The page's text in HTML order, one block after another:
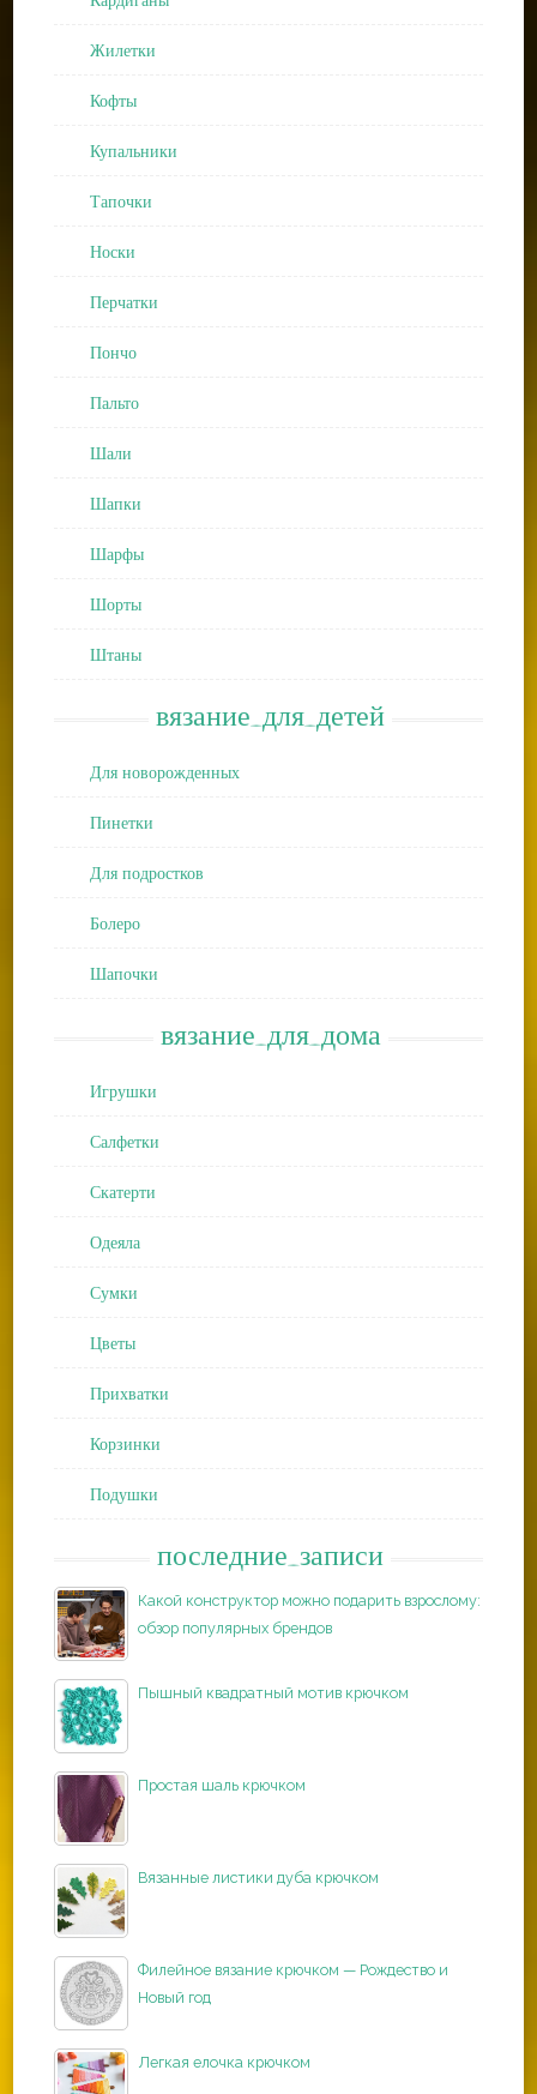
Жилетки
Кофты
Купальники
Тапочки
Носки
Перчатки
Пончо
Пальто
Шали
Шапки
Шарфы
Шорты
Штаны
вязание_для_детей
Для новорожденных
Пинетки
Для подростков
Болеро
Шапочки
вязание_для_дома
Игрушки
Салфетки
Скатерти
Одеяла
Сумки
Цветы
Прихватки
Корзинки
Подушки
последние_записи
Какой конструктор можно подарить взрослому:
обзор популярных брендов
Пышный квадратный мотив крючком
Простая шаль крючком
Вязанные листики дуба крючком
Филейное вязание крючком — Рождество и
Новый год
Легкая елочка крючком